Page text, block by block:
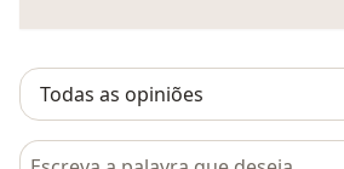
Pesquisar em opiniões